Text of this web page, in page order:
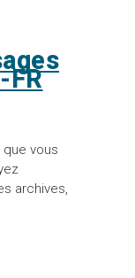
FR
archives,